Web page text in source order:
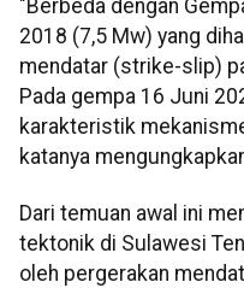
"Berbeda dengan
2018 (7,5 Mw) yang
mendatar (strike-slip)
Pada gempa 16 Juni
karakteristik
katanya
Dari temuan awal ini
tektonik di Sulawesi
oleh pergerakan